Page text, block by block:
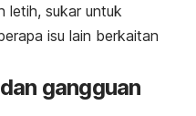
letih, sukar untuk
isu lain berkaitan
gangguan